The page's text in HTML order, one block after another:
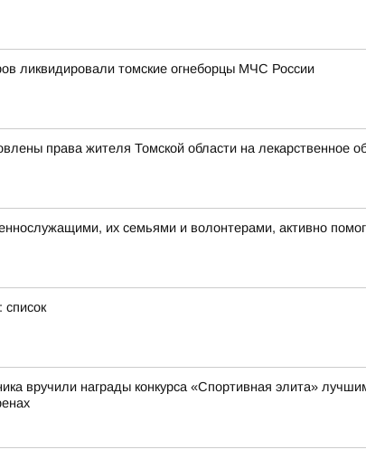
ликвидировали томские огнеборцы МЧС России
права жителя Томской области на лекарственное
их семьями и волонтерами, активно
вручили награды конкурса «Спортивная элита»